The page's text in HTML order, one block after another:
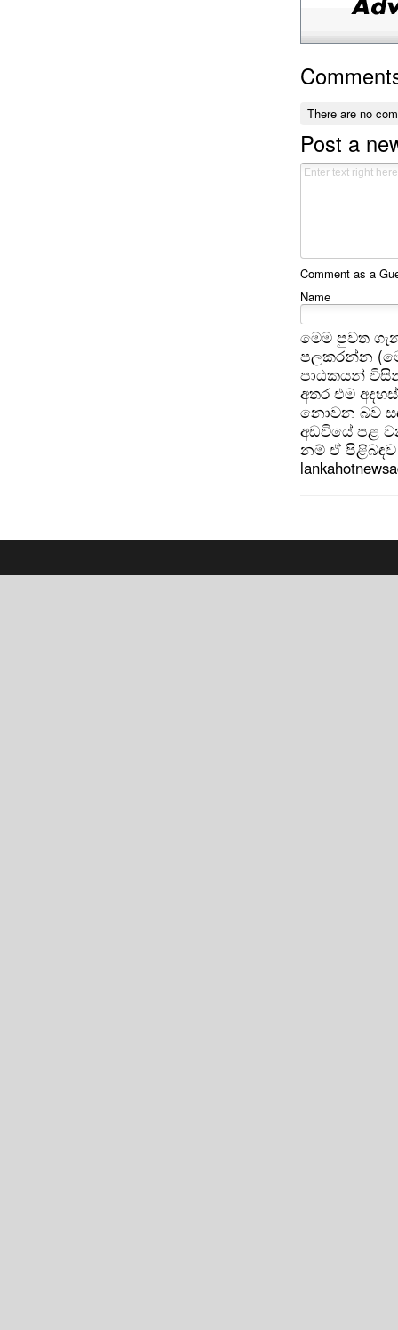
There are no
Post a
Comment as a
Name
මෙම පුවත
පලකරන්න
පාඨකයන්
අතර එම
නොවන බව
අඩවියේ පළ
නම් ඒ පිළිබඳව